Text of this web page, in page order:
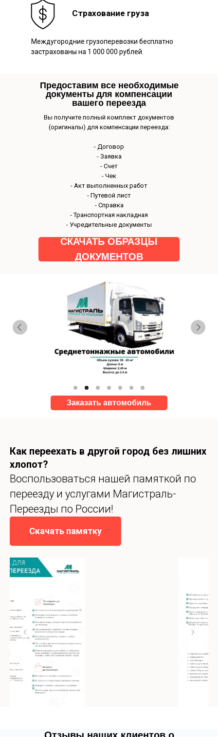
Страхование груза
Междугородние грузоперевозки бесплатно
застрахованы на 1 000 000 рублей.
Вы получите полный комплект документов
(оригиналы) для компенсации переезда:
- Договор
- Заявка
- Счет
- Чек
- Акт выполненных работ
- Путевой лист
- Справка
- Транспортная накладная
- Учредительные документы
СКАЧАТЬ ОБРАЗЦЫ
ДОКУМЕНТОВ
Предоставим все необходимые
документы для компенсации
вашего переезда
Заказать автомобиль
Наш
Как переехать в другой город без лишних
хлопот?
Воспользоваться нашей памяткой по
переезду и услугами Магистраль-
Переезды по России!
Скачать памятку